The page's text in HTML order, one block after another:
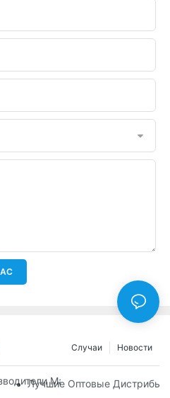
Новости
Случаи
Масляных Фильтров:
Лучшие Оптовые